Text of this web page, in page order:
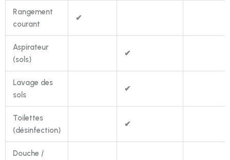
Rangement
courant
✔
Aspirateur
(sols)
✔
Lavage des
sols
✔
Toilettes
(désinfection)
✔
Douche /